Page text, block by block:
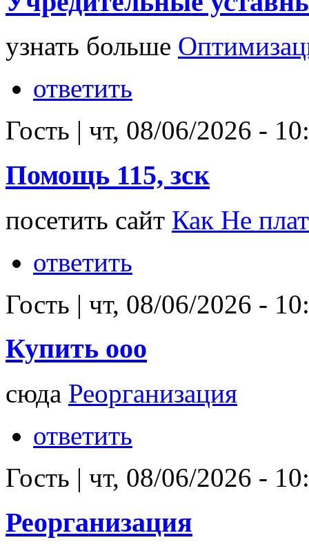
узнать больше
ответить
Гость | чт, 08/06/2026 -
Помощь 115, зск
посетить сайт Как Не
ответить
Гость | чт, 08/06/2026 -
Купить ооо
сюда Реорганизация
ответить
Гость | чт, 08/06/2026 -
Реорганизация